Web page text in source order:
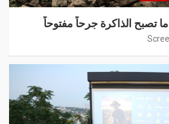
تصبح الذاكرة جرحاً مفتوحاً